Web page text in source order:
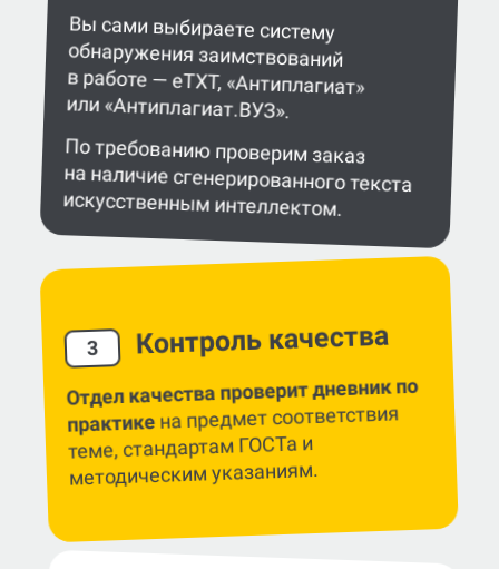
Вы сами выбираете систему
обнаружения заимствований
в работе — eTXT, «Антиплагиат»
или «Антиплагиат.ВУЗ».
По требованию проверим заказ
на наличие сгенерированного текста
искусственным интеллектом.
3 Контроль качества
Отдел качества проверит дневник по
практикена предмет соответствия
теме, стандартам ГОСТа и
методическим указаниям.